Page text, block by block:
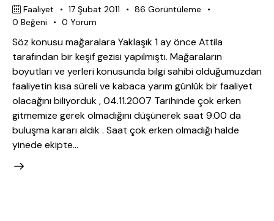
Faaliyet 17 Şubat 2011 86 Görüntüleme
0 Beğeni 0 Yorum
Söz konusu mağaralara Yaklaşık 1 ay önce Attila
tarafından bir keşif gezisi yapılmıştı. Mağaraların
boyutları ve yerleri konusunda bilgi sahibi olduğumuzdan
faaliyetin kısa süreli ve kabaca yarım günlük bir faaliyet
olacağını biliyorduk , 04.11.2007 Tarihinde çok erken
gitmemize gerek olmadığını düşünerek saat 9.00 da
buluşma kararı aldık . Saat çok erken olmadığı halde
yinede ekipte…